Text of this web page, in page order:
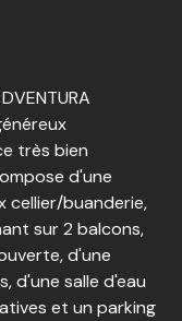
très bien
d'une
cellier/buanderie,
sur 2 balcons,
d'une
d'une salle d'eau
et un parking